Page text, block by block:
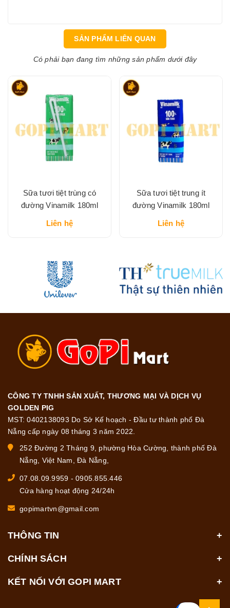
SẢN PHẨM LIÊN QUAN
Có phải bạn đang tìm những sản phẩm dưới đây
Sữa tươi tiệt trùng có
đường Vinamilk 180ml
Liên hệ
Sữa tươi tiệt trung ít
đường Vinamilk 180ml
Liên hệ
CÔNG TY TNHH SẢN XUẤT, THƯƠNG MẠI VÀ DỊCH VỤ
GOLDEN PIG
MST: 0402138093 Do Sở Kế hoạch - Đầu tư thành phố Đà
Nẵng cấp ngày 08 tháng 3 năm 2022.
252 Đường 2 Tháng 9, phường Hòa Cường, thành phố Đà
Nẵng, Việt Nam, Đà Nẵng,
07.08.09.9959 - 0905.855.446
Cửa hàng hoạt động 24/24h
gopimartvn@gmail.com
THÔNG TIN
CHÍNH SÁCH
KẾT NỐI VỚI GOPI MART